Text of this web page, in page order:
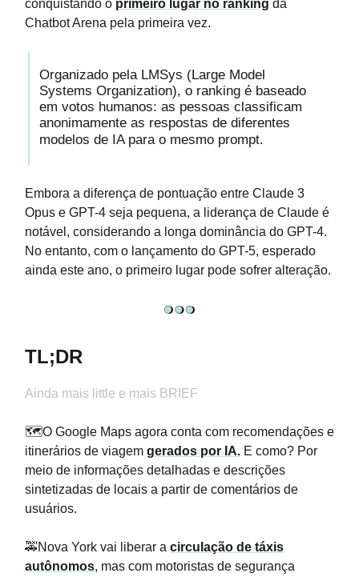
conquistando o primeiro lugar no ranking da
Chatbot Arena pela primeira vez.
Organizado pela LMSys (Large Model
Systems Organization), o ranking é baseado
em votos humanos: as pessoas classificam
anonimamente as respostas de diferentes
modelos de IA para o mesmo prompt.
Embora a diferença de pontuação entre Claude 3
Opus e GPT-4 seja pequena, a liderança de Claude é
notável, considerando a longa dominância do GPT-4.
No entanto, com o lançamento do GPT-5, esperado
ainda este ano, o primeiro lugar pode sofrer alteração.
TL;DR
Ainda mais little e mais BRIEF
🗺️O Google Maps agora conta com recomendações e
itinerários de viagem gerados por IA. E como? Por
meio de informações detalhadas e descrições
sintetizadas de locais a partir de comentários de
usuários.
🚕Nova York vai liberar a circulação de táxis
autônomos, mas com motoristas de segurança